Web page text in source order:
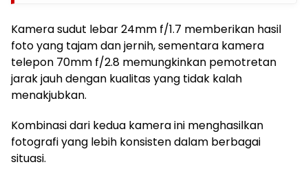
Kamera sudut lebar 24mm f/1.7 memberikan hasil
foto yang tajam dan jernih, sementara kamera
telepon 70mm f/2.8 memungkinkan pemotretan
jarak jauh dengan kualitas yang tidak kalah
menakjubkan.
Kombinasi dari kedua kamera ini menghasilkan
fotografi yang lebih konsisten dalam berbagai
situasi.